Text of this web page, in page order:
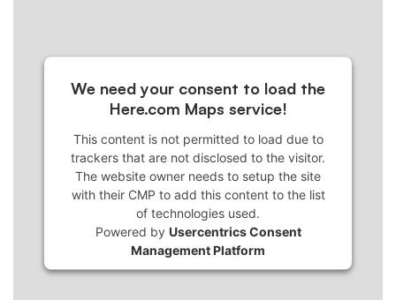
We need your consent to load the
Here.com Maps service!
This content is not permitted to load due to
trackers that are not disclosed to the visitor.
The website owner needs to setup the site
with their CMP to add this content to the list
of technologies used.
Powered by Usercentrics Consent
Management Platform